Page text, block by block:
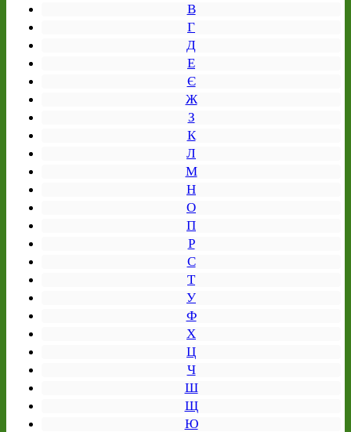
В
Г
Д
Е
Є
Ж
З
К
Л
М
Н
О
П
Р
С
Т
У
Ф
Х
Ц
Ч
Ш
Щ
Ю